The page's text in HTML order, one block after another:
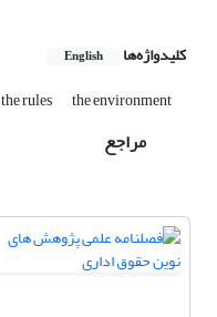
کلیدواژه‌ها English
the rules the environment
مراجع